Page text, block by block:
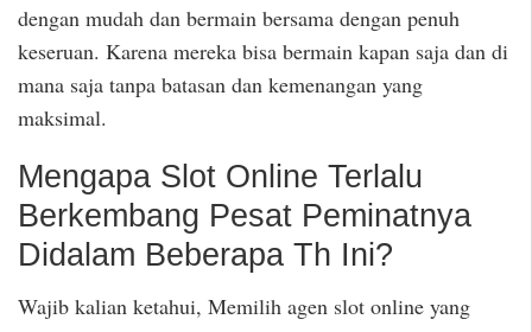
dengan mudah dan bermain bersama dengan penuh
keseruan. Karena mereka bisa bermain kapan saja dan di
mana saja tanpa batasan dan kemenangan yang
maksimal.
Mengapa Slot Online Terlalu
Berkembang Pesat Peminatnya
Didalam Beberapa Th Ini?
Wajib kalian ketahui, Memilih agen slot online yang